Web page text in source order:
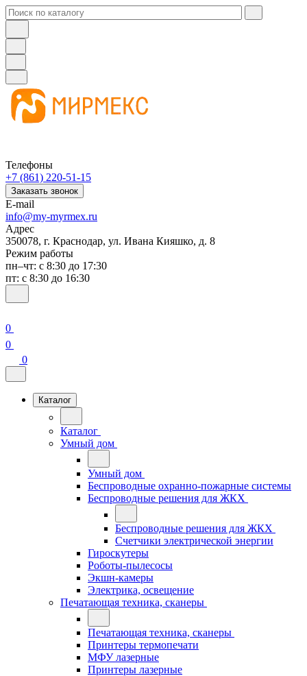
Телефоны
+7 (861) 220-51-15
Заказать звонок
E-mail
info@my-myrmex.ru
Адрес
350078, г. Краснодар, ул. Ивана Кияшко, д. 8
Режим работы
пн–чт: с 8:30 до 17:30
пт: с 8:30 до 16:30
0
0
0
Каталог
Каталог
Умный дом
Умный дом
Беспроводные охранно-пожарные системы
Беспроводные решения для ЖКХ
Беспроводные решения для ЖКХ
Счетчики электрической энергии
Гироскутеры
Роботы-пылесосы
Экшн-камеры
Электрика, освещение
Печатающая техника, сканеры
Печатающая техника, сканеры
Принтеры термопечати
МФУ лазерные
Принтеры лазерные